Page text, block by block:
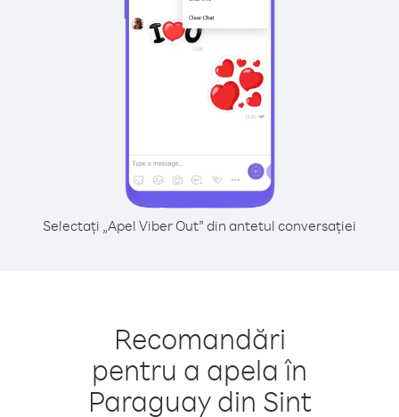
Selectați „Apel Viber Out” din antetul conversației
Recomandări
pentru a apela în
Paraguay din Sint